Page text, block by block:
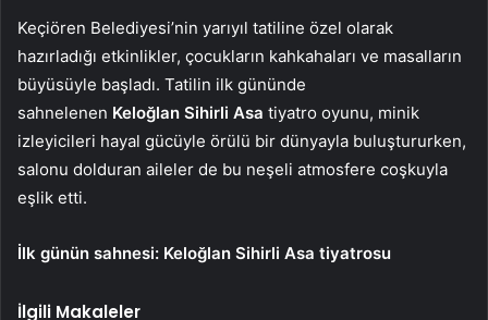
Keçiören Belediyesi’nin yarıyıl tatiline özel olarak
hazırladığı etkinlikler, çocukların kahkahaları ve masalların
büyüsüyle başladı. Tatilin ilk gününde
sahnelenen Keloğlan Sihirli Asa tiyatro oyunu, minik
izleyicileri hayal gücüyle örülü bir dünyayla buluştururken,
salonu dolduran aileler de bu neşeli atmosfere coşkuyla
eşlik etti.
İlk günün sahnesi: Keloğlan Sihirli Asa tiyatrosu
İlgili Makaleler